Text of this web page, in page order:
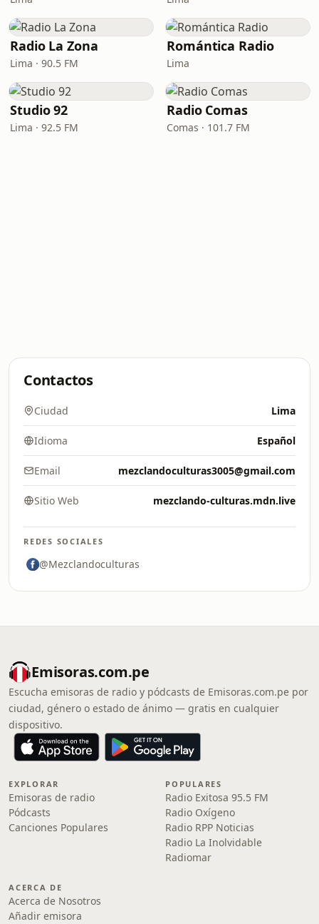
Radio La Zona
Lima · 90.5 FM
Romántica Radio
Lima
Studio 92
Lima · 92.5 FM
Radio Comas
Comas · 101.7 FM
Contactos
Ciudad Lima
Idioma Español
Email mezclandoculturas3005@gmail.com
Sitio Web mezclando-culturas.mdn.live
REDES SOCIALES
@Mezclandoculturas
Emisoras.com.pe
Escucha emisoras de radio y pódcasts de Emisoras.com.pe por
ciudad, género o estado de ánimo — gratis en cualquier
dispositivo.
EXPLORAR
Emisoras de radio
Pódcasts
Canciones Populares
POPULARES
Radio Exitosa 95.5 FM
Radio Oxígeno
Radio RPP Noticias
Radio La Inolvidable
Radiomar
ACERCA DE
Acerca de Nosotros
Añadir emisora